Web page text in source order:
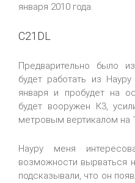
января 2010 года.
C21DL
Предварительно было
будет работать из
января и пробудет на
будет вооружен К3,
метровым вертикалом на
Науру меня
возможности вырваться
подсказывали, что он